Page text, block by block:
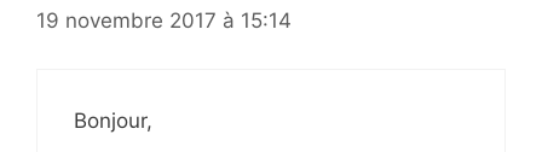
19 novembre 2017 à 15:14
Bonjour,